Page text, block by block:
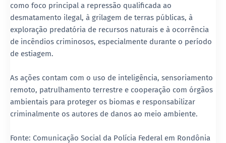
como foco principal a repressão qualificada ao
desmatamento ilegal, à grilagem de terras públicas, à
exploração predatória de recursos naturais e à ocorrência
de incêndios criminosos, especialmente durante o período
de estiagem.
As ações contam com o uso de inteligência, sensoriamento
remoto, patrulhamento terrestre e cooperação com órgãos
ambientais para proteger os biomas e responsabilizar
criminalmente os autores de danos ao meio ambiente.
Fonte: Comunicação Social da Polícia Federal em Rondônia